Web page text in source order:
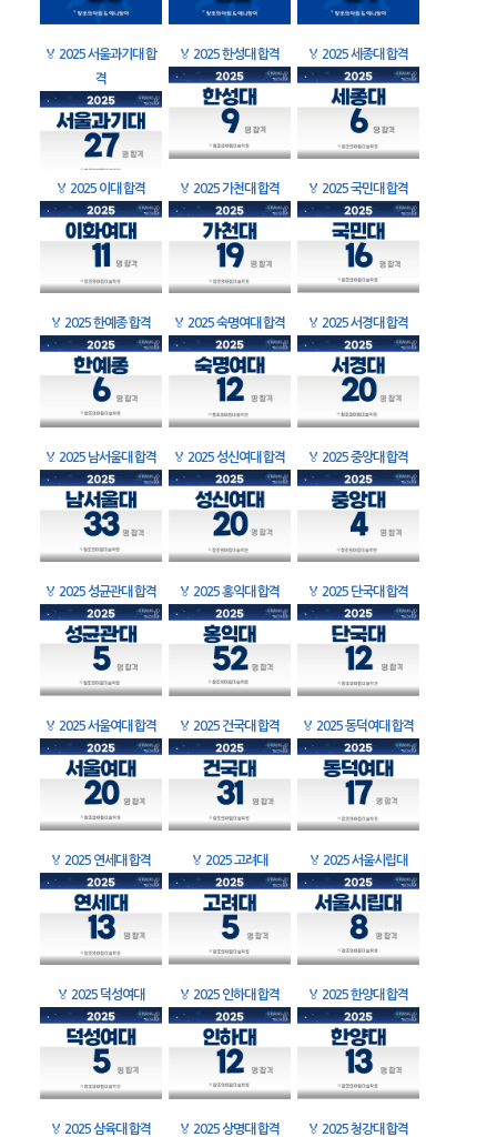
🏅 2025 서울과기대 합
격
🏅 2025 한성대 합격 🏅 2025 세종대 합격
🏅 2025 이대 합격 🏅 2025 가천대 합격 🏅 2025 국민대 합격
🏅 2025 한예종 합격 🏅 2025 숙명여대 합격 🏅 2025 서경대 합격
🏅 2025 남서울대 합격 🏅 2025 성신여대 합격 🏅 2025 중앙대 합격
🏅 2025 성균관대 합격 🏅 2025 홍익대 합격 🏅 2025 단국대 합격
🏅 2025 서울여대 합격 🏅 2025 건국대 합격 🏅 2025 동덕여대 합격
🏅 2025 연세대 합격 🏅 2025 고려대 🏅 2025 서울시립대
🏅 2025 덕성여대 🏅 2025 인하대 합격 🏅 2025 한양대 합격
🏅 2025 삼육대 합격 🏅 2025 상명대 합격 🏅 2025 청강대 합격